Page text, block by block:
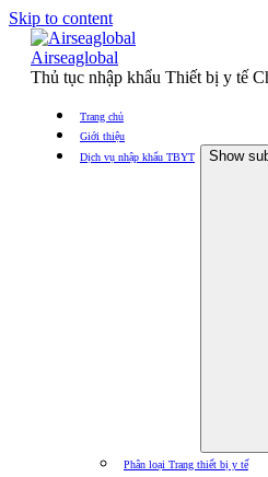
Skip to content
Airseaglobal
Thủ tục nhập khẩu Thiết bị y tế
Trang chủ
Giới thiệu
Dịch vụ nhập khẩu TBYT
Show
Phân loại Trang thiết bị y tế